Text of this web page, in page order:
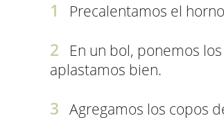
Precalentamos el
En un bol, ponemos
aplastamos bien.
Agregamos los copos